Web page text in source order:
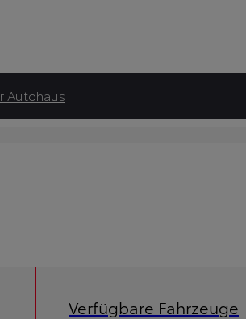
Autohaus
Verfügbare Fahrzeuge